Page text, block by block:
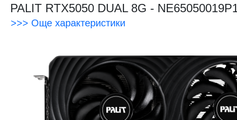
PALIT RTX5050 DUAL 8G -
>>> Още характеристики